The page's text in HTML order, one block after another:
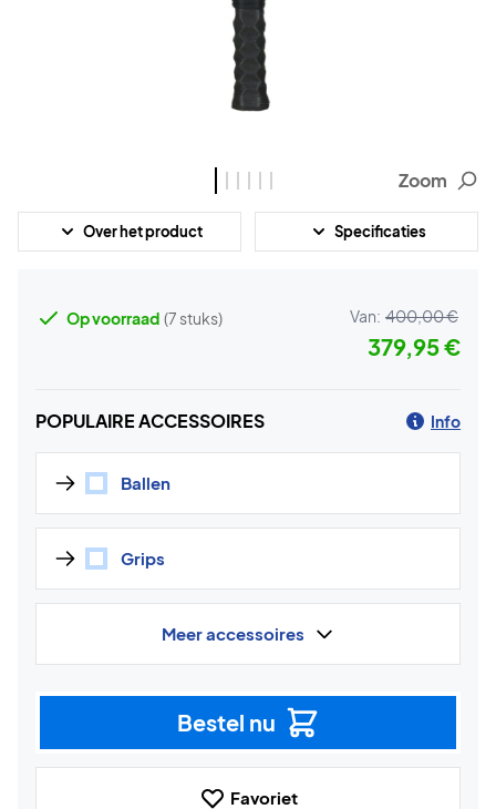
Zoom
Over het product Specificaties
Op voorraad (7 stuks) Van: 400,00 €
379,95 €
POPULAIRE ACCESSOIRES Info
Ballen
Grips
Meer accessoires
Bestel nu
Favoriet